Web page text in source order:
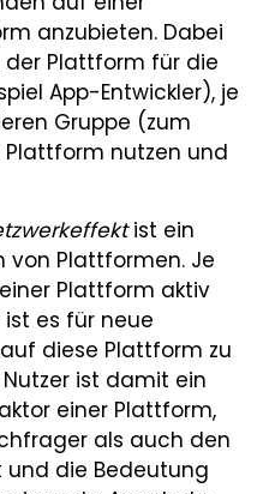
anzubieten. Dabei
Plattform für die
App-Entwickler), je
Gruppe (zum
Plattform nutzen und
ist ein
von Plattformen. Je
Plattform aktiv
es für neue
diese Plattform zu
ist damit ein
einer Plattform,
als auch den
und die Bedeutung